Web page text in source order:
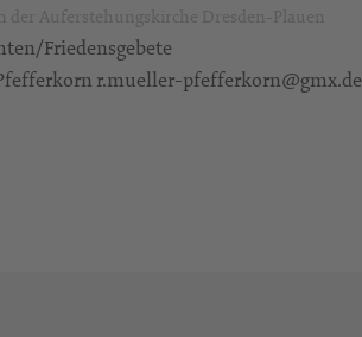
Friedensgebete
r.mueller-pfefferkorn@gmx.de